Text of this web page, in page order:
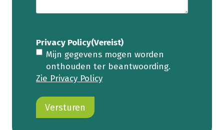
Privacy Policy(Vereist)
Mijn gegevens mogen worden
onthouden ter beantwoording.
Zie Privacy Policy